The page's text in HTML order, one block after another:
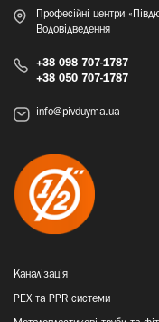
Професійні центри
Водовідведення
+38 098 707-1787
+38 050 707-1787
info@pivduyma.ua
Каналізація
PEX та PPR системи